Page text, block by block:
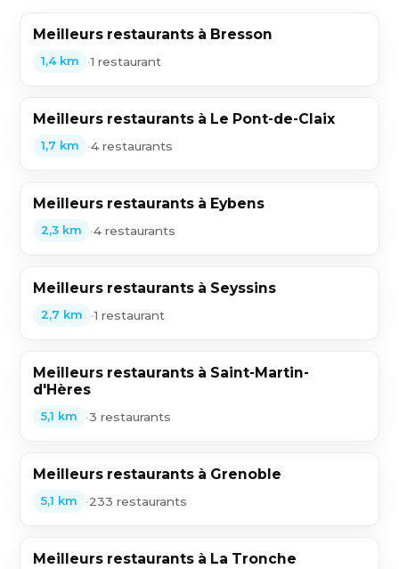
Meilleurs restaurants à Bresson
1,4 km •1 restaurant
Meilleurs restaurants à Le Pont-de-Claix
1,7 km •4 restaurants
Meilleurs restaurants à Eybens
2,3 km •4 restaurants
Meilleurs restaurants à Seyssins
2,7 km •1 restaurant
Meilleurs restaurants à Saint-Martin-
d'Hères
5,1 km •3 restaurants
Meilleurs restaurants à Grenoble
5,1 km •233 restaurants
Meilleurs restaurants à La Tronche